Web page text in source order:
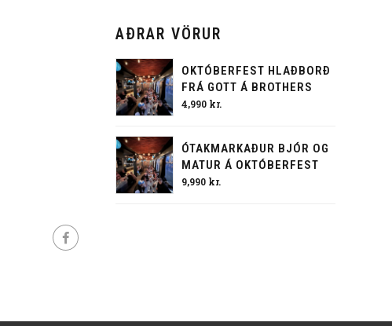
AÐRAR VÖRUR
OKTÓBERFEST HLAÐBORÐ
FRÁ GOTT Á BROTHERS
4,990 kr.
ÓTAKMARKAÐUR BJÓR OG
MATUR Á OKTÓBERFEST
9,990 kr.